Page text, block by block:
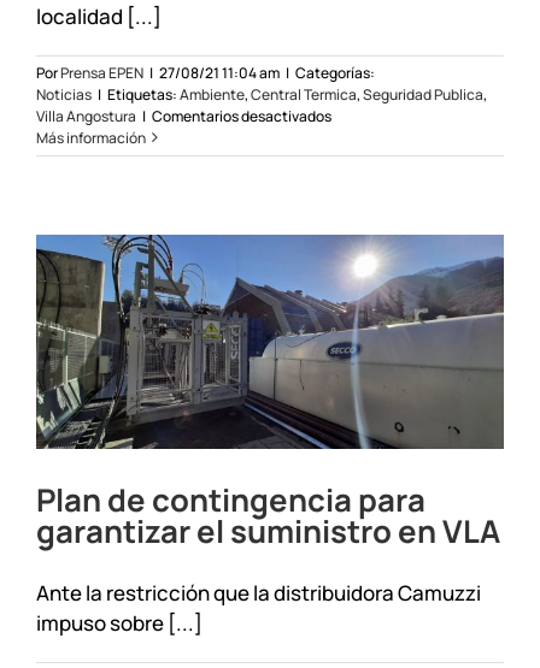
localidad [...]
PorPrensa EPEN | 27/08/21 11:04 am | Categorías:
Noticias | Etiquetas:Ambiente,Central Termica,Seguridad Publica,
Villa Angostura | Comentarios desactivadosen
normaliza
Villa
La
Angostura
Más información
Plan de contingencia para
garantizar el suministro en VLA
Ante la restricción que la distribuidora Camuzzi
impuso sobre [...]